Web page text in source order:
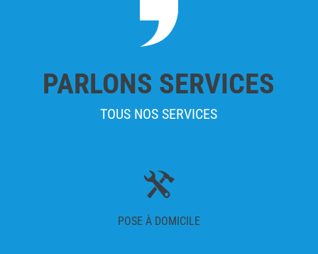
PARLONS SERVICES
TOUS NOS SERVICES
POSE À DOMICILE